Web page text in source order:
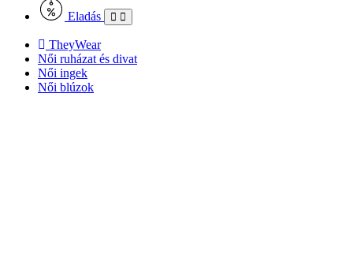
Eladás
TheyWear
Női ruházat és divat
Női ingek
Női blúzok